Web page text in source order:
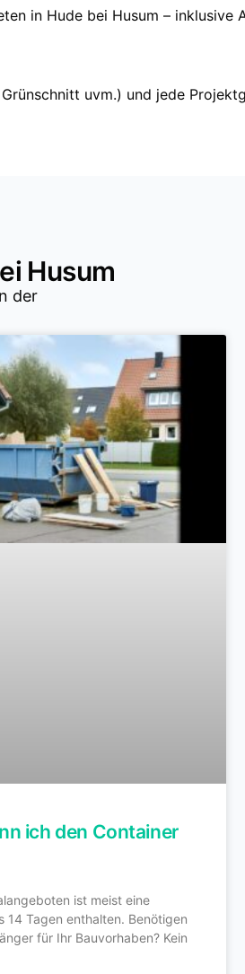
in Hude bei Husum – inklusive
uvm.) und jede
Husum
der
ich den Container
ist meist eine
14 Tagen enthalten. Benötigen
für Ihr Bauvorhaben? Kein